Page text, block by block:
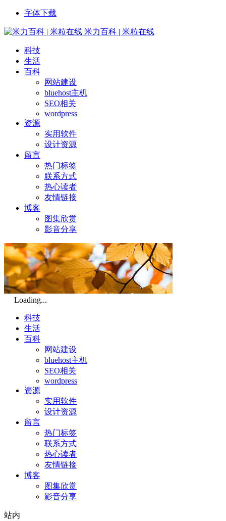
字体下载
米力百科 | 米粒在线
科技
生活
百科
网站建设
bluehost主机
SEO相关
wordpress
资源
实用软件
设计资源
留言
热门标签
联系方式
热心读者
友情链接
博客
图集欣赏
影音分享
Loading...
科技
生活
百科
网站建设
bluehost主机
SEO相关
wordpress
资源
实用软件
设计资源
留言
热门标签
联系方式
热心读者
友情链接
博客
图集欣赏
影音分享
站内